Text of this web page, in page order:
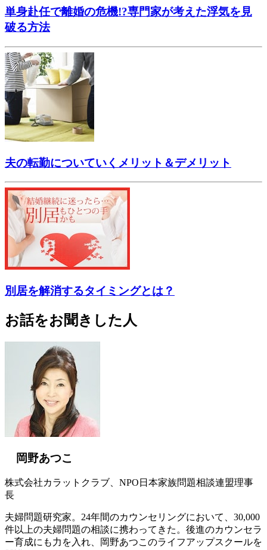
単身赴任で離婚の危機!?専門家が考えた浮気を見
破る方法
夫の転勤についていくメリット＆デメリット
別居を解消するタイミングとは？
お話をお聞きした人
岡野あつこ
株式会社カラットクラブ、NPO日本家族問題相談連盟理事
長
夫婦問題研究家。24年間のカウンセリングにおいて、30,000
件以上の夫婦問題の相談に携わってきた。後進のカウンセラ
ー育成にも力を入れ、岡野あつこのライフアップスクールを